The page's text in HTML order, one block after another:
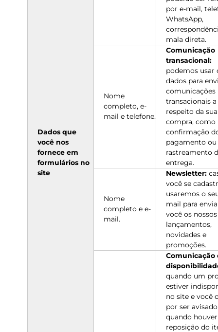
Dados que
você nos
fornece em
formulários no
site
por e-mail,
WhatsApp,
mala direta.
Nome
completo, e-
mail e telefone.
Comunicação
transacional:
podemos usar
dados para
comunicações
transacionais a
respeito da sua
compra, como
confirmação
pagamento ou
rastreamento
entrega.
Nome
completo e e-
mail.
Newsletter:
você se
usaremos o
mail para
você os nossos
lançamentos,
novidades e
promoções.
Comunicação
quando um
estiver
no site e você
por ser avisado
quando houver
reposição do